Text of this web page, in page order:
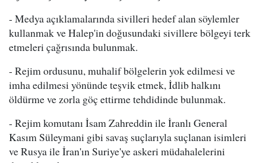
- Medya açıklamalarında sivilleri hedef alan söylemler
kullanmak ve Halep'in doğusundaki sivillere bölgeyi terk
etmeleri çağrısında bulunmak.
- Rejim ordusunu, muhalif bölgelerin yok edilmesi ve
imha edilmesi yönünde teşvik etmek, İdlib halkını
öldürme ve zorla göç ettirme tehdidinde bulunmak.
- Rejim komutanı İsam Zahreddin ile İranlı General
Kasım Süleymani gibi savaş suçlarıyla suçlanan isimleri
ve Rusya ile İran'ın Suriye'ye askeri müdahalelerini